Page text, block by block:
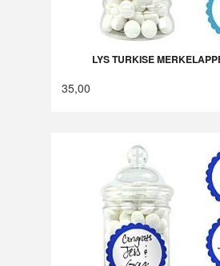
LYS TURKISE
35,00